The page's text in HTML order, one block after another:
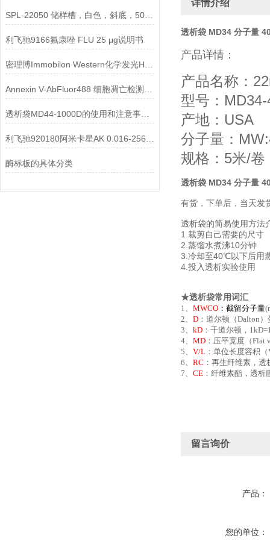
SPL-22050 储样槽，白色，斜底，50ml，单槽，单独包装
利飞驰9166氟康唑 FLU 25 μg说明书
透析袋MD44-1000D的使用和注意事项说明
酶标板的具体分类
详情介绍
透析袋 MD34 分子量
产品详情：
产品名称：
型号：
产地：USA
分子量：
规格：5米/卷
透析袋 MD34 分子量
有货，下单后，当天发
透析袋的简易使用方法
1.裁剪自己需要的尺寸
2.蒸馏水煮沸10分钟
3.冷却至40℃以下后用
4.投入透析实验使用
★透析袋常用词汇
1、 MWCO ： 截留分子量
2、 D ：道尔顿（Dalton
3、 kD ：千道尔顿，
4、 MD ：压平宽度（
5、 V/L ：单位长度容积
6、 RC ：再生纤维素，
7、 CE ：纤维素酯，透析
留言询价
产品：
您的单位：